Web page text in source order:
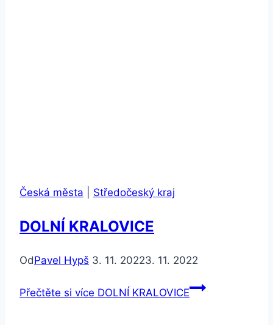
Česká města Středočeský kraj
DOLNÍ KRALOVICE
OdPavel Hypš 3. 11. 20223. 11. 2022
Přečtěte si více DOLNÍ KRALOVICE